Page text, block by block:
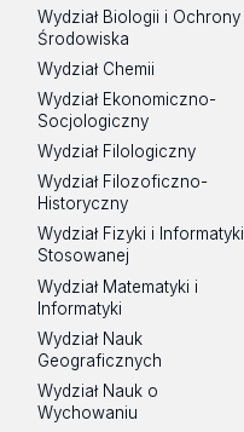
Wydział Biologii i Ochrony
Środowiska
Wydział Chemii
Wydział Ekonomiczno-
Socjologiczny
Wydział Filologiczny
Wydział Filozoficzno-
Historyczny
Wydział Fizyki i Informatyki
Stosowanej
Wydział Matematyki i
Informatyki
Wydział Nauk
Geograficznych
Wydział Nauk o
Wychowaniu